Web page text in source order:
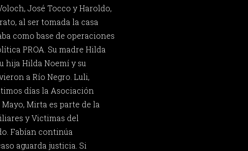
José Tocco y Haroldo,
al ser tomada la casa
como base de operaciones
PROA. Su madre Hilda
hija Hilda Noemí y su
a Río Negro. Luli,
días la Asociación
Mirta es parte de la
y Victimas del
Fabían continúa
aguarda justicia. Si